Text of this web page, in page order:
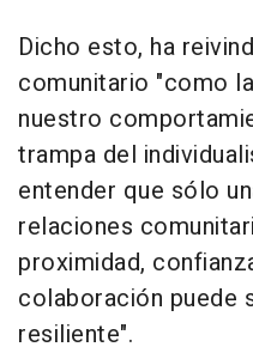
Dicho esto, ha
comunitario "como
nuestro
trampa del
entender que sólo
relaciones
proximidad,
colaboración puede
resiliente".